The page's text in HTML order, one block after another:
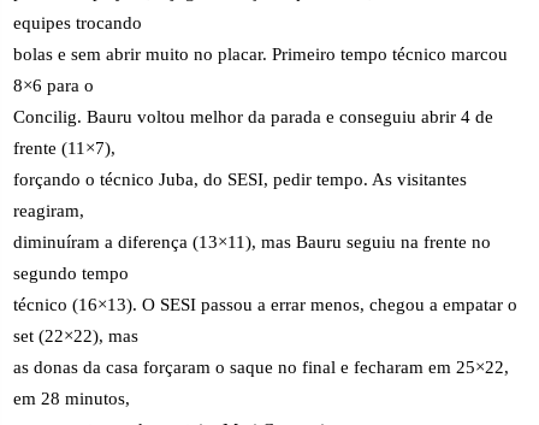
equipes trocando
bolas e sem abrir muito no placar. Primeiro tempo técnico marcou
8×6 para o
Concilig. Bauru voltou melhor da parada e conseguiu abrir 4 de
frente (11×7),
forçando o técnico Juba, do SESI, pedir tempo. As visitantes
reagiram,
diminuíram a diferença (13×11), mas Bauru seguiu na frente no
segundo tempo
técnico (16×13). O SESI passou a errar menos, chegou a empatar o
set (22×22), mas
as donas da casa forçaram o saque no final e fecharam em 25×22,
em 28 minutos,